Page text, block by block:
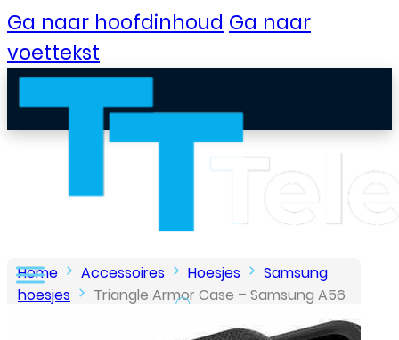
Ga naar hoofdinhoud Ga naar
voettekst
Home Accessoires Hoesjes
Samsung
hoesjes
Triangle Armor Case – Samsung A56